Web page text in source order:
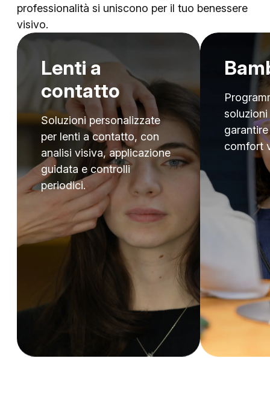
professionalità si uniscono per il tuo benessere
visivo.
Lenti a
contatto
Soluzioni personalizzate
per lenti a contatto, con
analisi visiva, applicazione
guidata e controlli
periodici.
soluzioni
comfort